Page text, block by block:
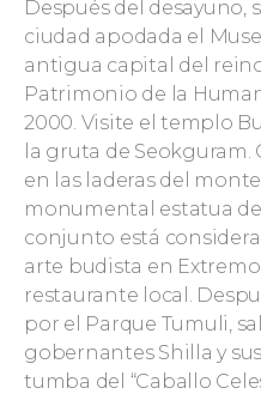
Después del desayuno,
ciudad apodada el
antigua capital del
Patrimonio de la
2000. Visite el templo
la gruta de
en las laderas del
monumental estatua
conjunto está
arte budista en
restaurante local.
por el Parque Tumuli,
gobernantes Shilla y
tumba del “Caballo